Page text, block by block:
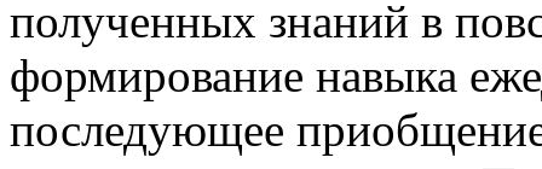
полученных знаний в
формирование навыка
последующее